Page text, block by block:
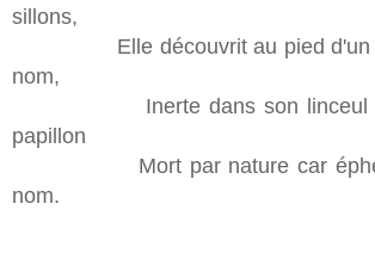
sillons,
Elle découvrit au pied d'un
nom,
Inerte dans son linceul
papillon
Mort par nature car
nom.